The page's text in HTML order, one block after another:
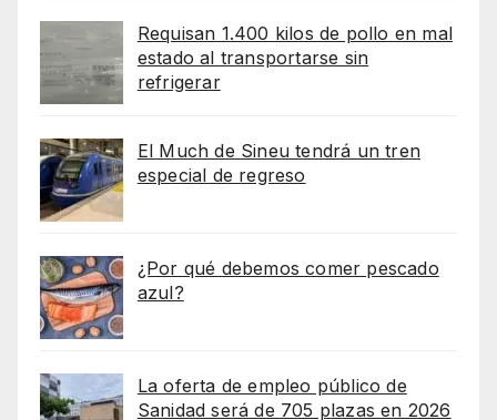
Requisan 1.400 kilos de pollo en mal
estado al transportarse sin
refrigerar
El Much de Sineu tendrá un tren
especial de regreso
¿Por qué debemos comer pescado
azul?
La oferta de empleo público de
Sanidad será de 705 plazas en 2026